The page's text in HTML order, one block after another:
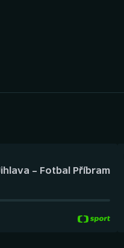
Volejbal
– Fotbal Příbram